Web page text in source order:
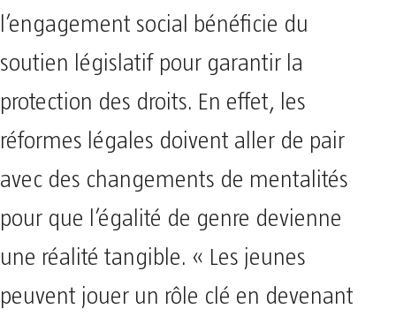
l’engagement social bénéficie du
soutien législatif pour garantir la
protection des droits. En effet, les
réformes légales doivent aller de pair
avec des changements de mentalités
pour que l’égalité de genre devienne
une réalité tangible. « Les jeunes
peuvent jouer un rôle clé en devenant